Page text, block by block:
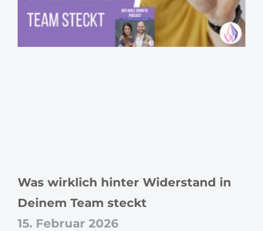
Was wirklich hinter Widerstand in
Deinem Team steckt
15. Februar 2026